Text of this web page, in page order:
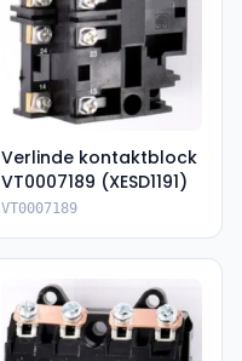
Verlinde kontaktblock
VT0007189 (XESD1191)
VT0007189